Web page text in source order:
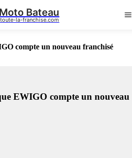
Bateau
la-franchise.com
compte un nouveau franchisé
EWIGO compte un nouveau